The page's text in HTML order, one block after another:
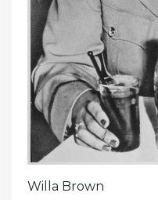
Willa Brown